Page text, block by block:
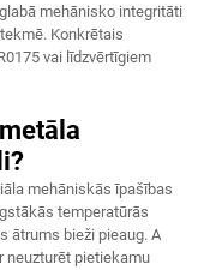
mehānisko integritāti
Konkrētais
vai līdzvērtīgiem
mehāniskās īpašības
temperatūrās
ātrums bieži pieaug. A
neuzturēt pietiekamu